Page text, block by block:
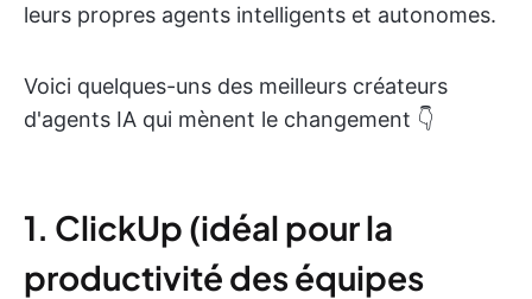
leurs propres agents intelligents et autonomes.
Voici quelques-uns des meilleurs créateurs
d'agents IA qui mènent le changement 👇
1. ClickUp (idéal pour la
productivité des équipes